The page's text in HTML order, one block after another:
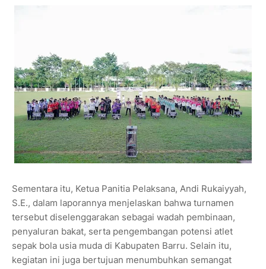
Sementara itu, Ketua Panitia Pelaksana, Andi Rukaiyyah,
S.E., dalam laporannya menjelaskan bahwa turnamen
tersebut diselenggarakan sebagai wadah pembinaan,
penyaluran bakat, serta pengembangan potensi atlet
sepak bola usia muda di Kabupaten Barru. Selain itu,
kegiatan ini juga bertujuan menumbuhkan semangat